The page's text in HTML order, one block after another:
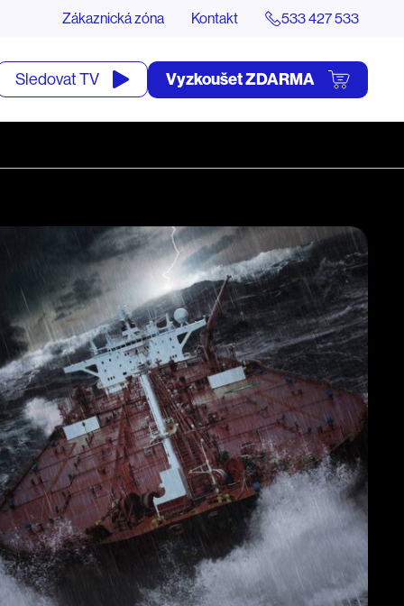
Zákaznická zóna Kontakt 533 427 533
Sledovat TV Vyzkoušet ZDARMA